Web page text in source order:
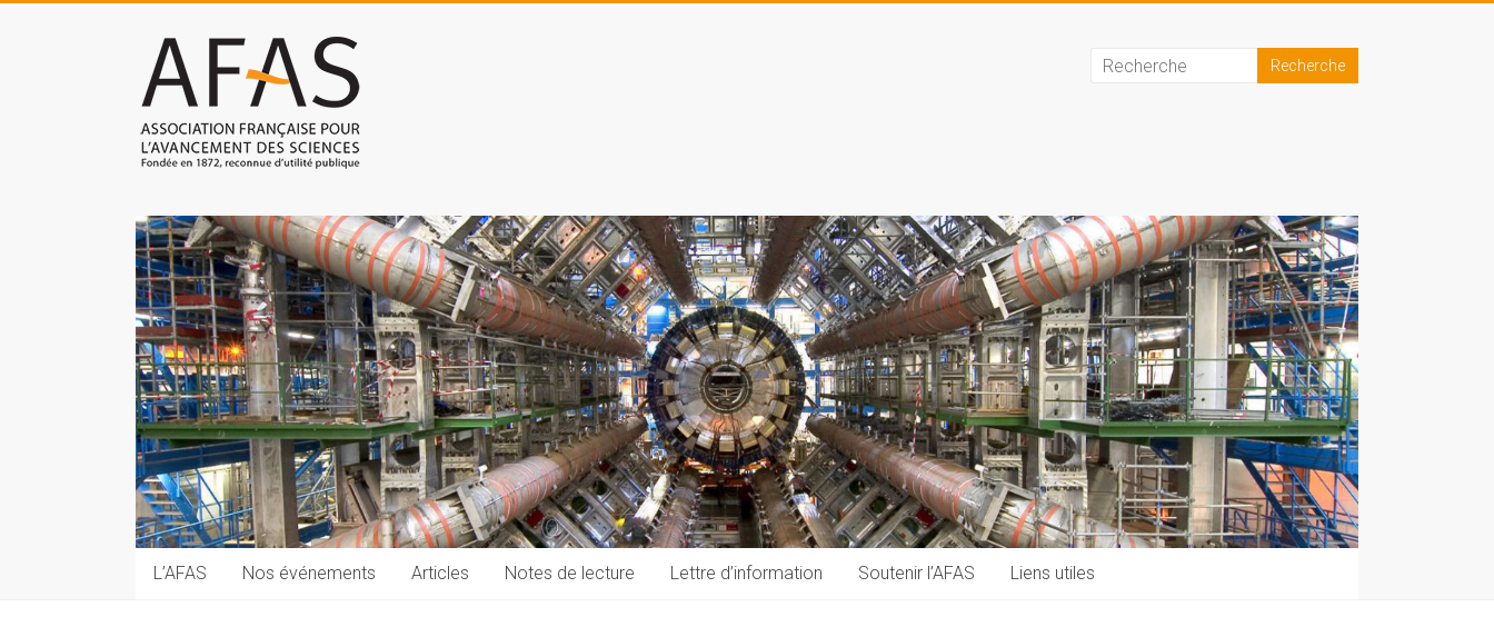
Association
française
pour
des
sciences
(AFAS)
Promouvoir
les
sciences
et
les
techniques
auprès
du
public
L’AFAS Nos événements Articles Notes de lecture Lettre d’information Soutenir l’AFAS Liens utiles